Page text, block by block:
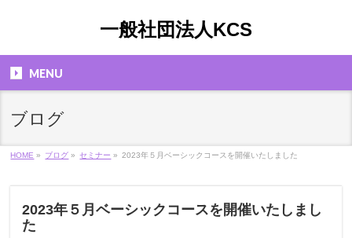
一般社団法人KCS
MENU
ブログ
HOME » ブログ » セミナー » 2023年５月ベーシックコースを開催いたしました
2023年５月ベーシックコースを開催いたしまし
た